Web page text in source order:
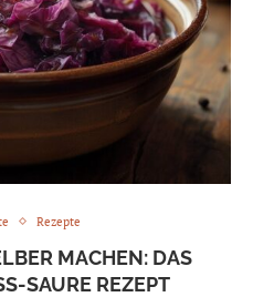
Rezepte
MACHEN: DAS
SAURE REZEPT